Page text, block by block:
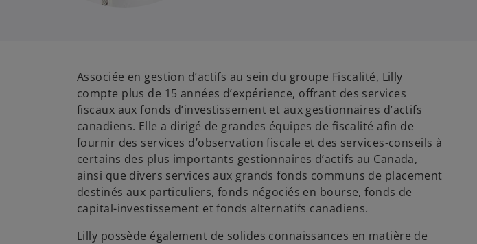
Associée en gestion d’actifs au sein du groupe Fiscalité, Lilly
compte plus de 15 années d’expérience, offrant des services
fiscaux aux fonds d’investissement et aux gestionnaires d’actifs
canadiens. Elle a dirigé de grandes équipes de fiscalité afin de
fournir des services d’observation fiscale et des services-conseils à
certains des plus importants gestionnaires d’actifs au Canada,
ainsi que divers services aux grands fonds communs de placement
destinés aux particuliers, fonds négociés en bourse, fonds de
capital-investissement et fonds alternatifs canadiens.
Lilly possède également de solides connaissances en matière de